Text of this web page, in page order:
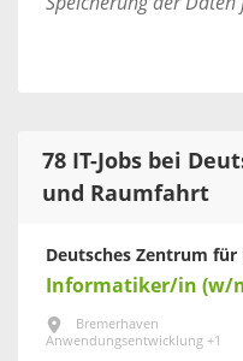
78 IT-Jobs bei
und Raumfahrt
Deutsches Zentrum
Informatiker/in (w/
Bremerhaven
Anwendungsentwicklung +1